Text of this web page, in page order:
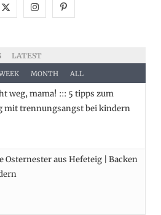
T
w
i
e
I
s
t
a
a
P
e
s
LATEST
MONTH ALL
weg, mama! ::: 5 tipps zum
mit trennungsangst bei kindern
Osternester aus Hefeteig | Backen